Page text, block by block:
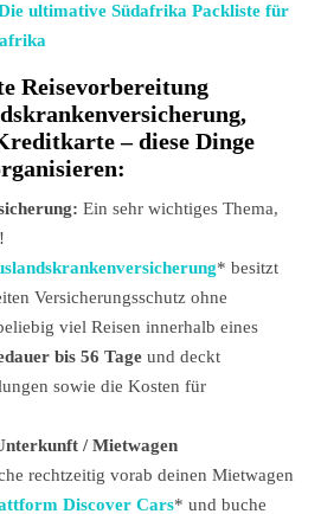
ultimative Südafrika Packliste für
Reisevorbereitung
– diese Dinge
Ein sehr wichtiges Thema,
* besitzt
Versicherungsschutz ohne
viel Reisen innerhalb eines
bis 56 Tage und deckt
sowie die Kosten für
/ Mietwagen
rechtzeitig vorab deinen Mietwagen
Discover Cars* und buche